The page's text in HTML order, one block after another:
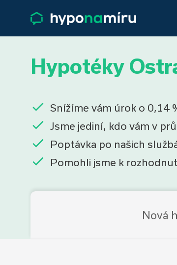
Hypotéky
Snížíme vám úrok o 0,14
Jsme jediní, kdo vám v
Poptávka po našich
Pomohli jsme k
Nová